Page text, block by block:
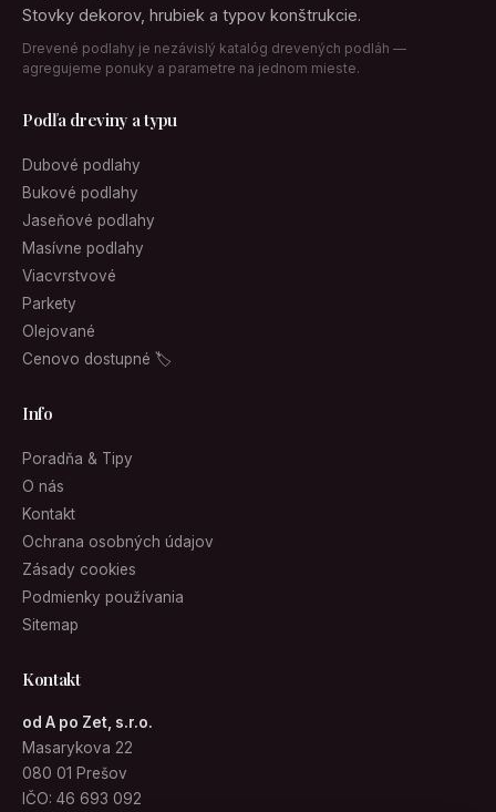
Stovky dekorov, hrubiek a typov konštrukcie.
Drevené podlahy je nezávislý katalóg drevených podláh —
agregujeme ponuky a parametre na jednom mieste.
Podľa dreviny a typu
Dubové podlahy
Bukové podlahy
Jaseňové podlahy
Masívne podlahy
Viacvrstvové
Parkety
Olejované
Cenovo dostupné 🏷
Info
Poradňa & Tipy
O nás
Kontakt
Ochrana osobných údajov
Zásady cookies
Podmienky používania
Sitemap
Kontakt
od A po Zet, s.r.o.
Masarykova 22
080 01 Prešov
IČO: 46 693 092